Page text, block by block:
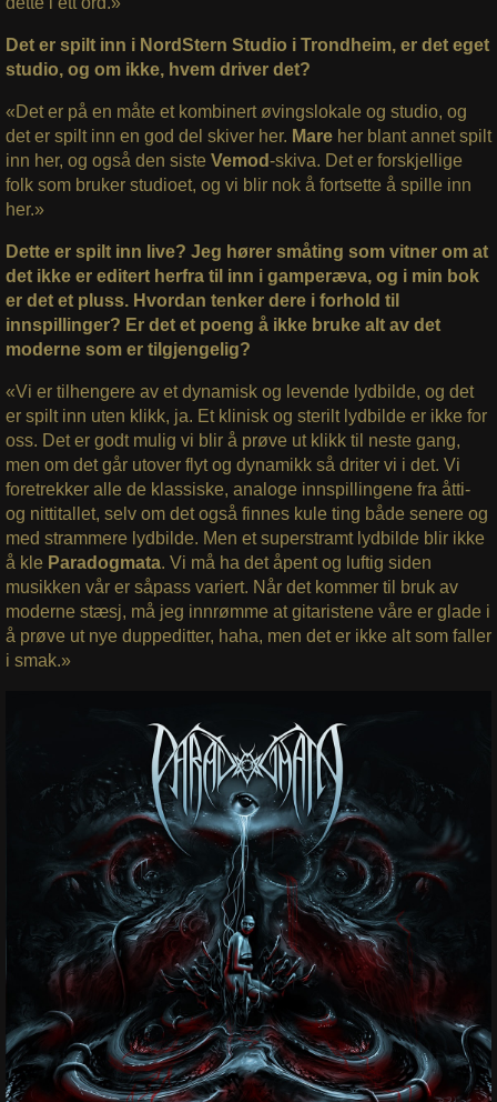
Det er spilt inn i NordStern Studio i Trondheim, er det eget
studio, og om ikke, hvem driver det?
«Det er på en måte et kombinert øvingslokale og studio, og
det er spilt inn en god del skiver her. Mareher blant annet spilt
inn her, og også den siste Vemod-skiva. Det er forskjellige
folk som bruker studioet, og vi blir nok å fortsette å spille inn
her.»
Dette er spilt inn live? Jeg hører småting som vitner om at
det ikke er editert herfra til inn i gamperæva, og i min bok
er det et pluss. Hvordan tenker dere i forhold til
innspillinger? Er det et poeng å ikke bruke alt av det
moderne som er tilgjengelig?
«Vi er tilhengere av et dynamisk og levende lydbilde, og det
er spilt inn uten klikk, ja. Et klinisk og sterilt lydbilde er ikke for
oss. Det er godt mulig vi blir å prøve ut klikk til neste gang,
men om det går utover flyt og dynamikk så driter vi i det. Vi
foretrekker alle de klassiske, analoge innspillingene fra åtti-
og nittitallet, selv om det også finnes kule ting både senere og
med strammere lydbilde. Men et superstramt lydbilde blir ikke
å kle Paradogmata. Vi må ha det åpent og luftig siden
musikken vår er såpass variert. Når det kommer til bruk av
moderne stæsj, må jeg innrømme at gitaristene våre er glade i
å prøve ut nye duppeditter, haha, men det er ikke alt som faller
i smak.»